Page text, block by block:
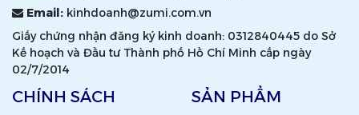
Email: kinhdoanh@zumi.com.vn
Giấy chứng nhận đăng ký kinh doanh: 0312840445 do Sở
Kế hoạch và Đầu tư Thành phố Hồ Chí Minh cấp ngày
02/7/2014
CHÍNH SÁCH SẢN PHẨM